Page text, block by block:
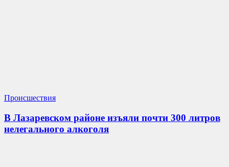
Происшествия
В Лазаревском районе изъяли почти 300 литров
нелегального алкоголя